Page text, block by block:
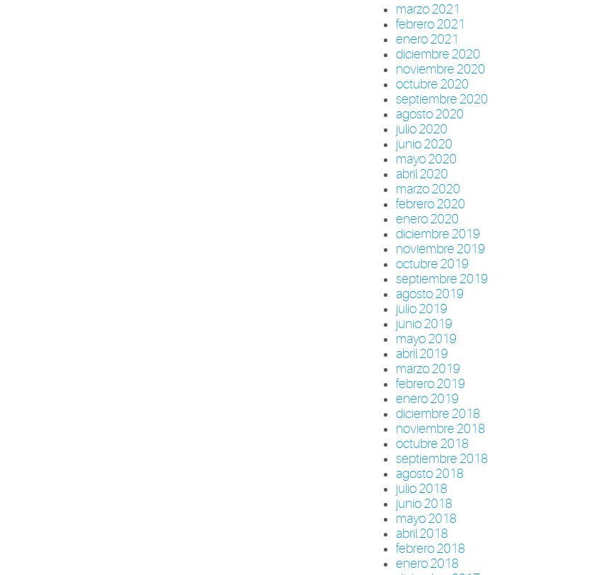
marzo 2021
febrero 2021
enero 2021
diciembre 2020
noviembre 2020
octubre 2020
septiembre 2020
agosto 2020
julio 2020
junio 2020
mayo 2020
abril 2020
marzo 2020
febrero 2020
enero 2020
diciembre 2019
noviembre 2019
octubre 2019
septiembre 2019
agosto 2019
julio 2019
junio 2019
mayo 2019
abril 2019
marzo 2019
febrero 2019
enero 2019
diciembre 2018
noviembre 2018
octubre 2018
septiembre 2018
agosto 2018
julio 2018
junio 2018
mayo 2018
abril 2018
febrero 2018
enero 2018